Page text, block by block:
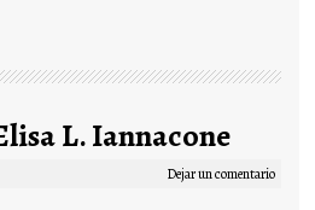
L. Iannacone
Dejar un comentario